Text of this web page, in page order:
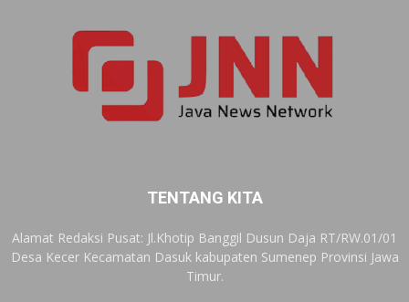
TENTANG KITA
Alamat Redaksi Pusat: Jl.Khotip Banggil Dusun Daja RT/RW.01/01
Desa Kecer Kecamatan Dasuk kabupaten Sumenep Provinsi Jawa
Timur.